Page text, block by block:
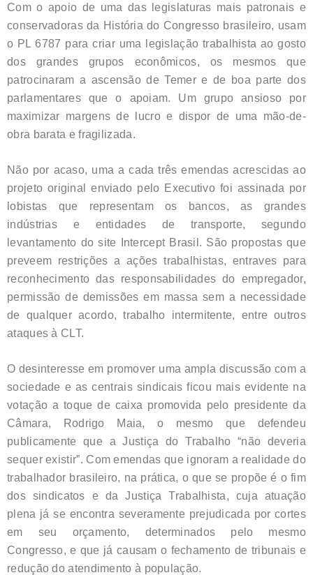
Com o apoio de uma das legislaturas mais patronais e
conservadoras da História do Congresso brasileiro, usam
o PL 6787 para criar uma legislação trabalhista ao gosto
dos grandes grupos econômicos, os mesmos que
patrocinaram a ascensão de Temer e de boa parte dos
parlamentares que o apoiam. Um grupo ansioso por
maximizar margens de lucro e dispor de uma mão-de-
obra barata e fragilizada.
Não por acaso, uma a cada três emendas acrescidas ao
projeto original enviado pelo Executivo foi assinada por
lobistas que representam os bancos, as grandes
indústrias e entidades de transporte, segundo
levantamento do site Intercept Brasil. São propostas que
preveem restrições a ações trabalhistas, entraves para
reconhecimento das responsabilidades do empregador,
permissão de demissões em massa sem a necessidade
de qualquer acordo, trabalho intermitente, entre outros
ataques à CLT.
O desinteresse em promover uma ampla discussão com a
sociedade e as centrais sindicais ficou mais evidente na
votação a toque de caixa promovida pelo presidente da
Câmara, Rodrigo Maia, o mesmo que defendeu
publicamente que a Justiça do Trabalho “não deveria
sequer existir”. Com emendas que ignoram a realidade do
trabalhador brasileiro, na prática, o que se propõe é o fim
dos sindicatos e da Justiça Trabalhista, cuja atuação
plena já se encontra severamente prejudicada por cortes
em seu orçamento, determinados pelo mesmo
Congresso, e que já causam o fechamento de tribunais e
redução do atendimento à população.